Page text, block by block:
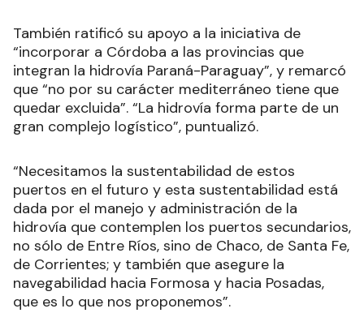
También ratificó su apoyo a la iniciativa de
“incorporar a Córdoba a las provincias que
integran la hidrovía Paraná-Paraguay”, y remarcó
que “no por su carácter mediterráneo tiene que
quedar excluida”. “La hidrovía forma parte de un
gran complejo logístico”, puntualizó.
“Necesitamos la sustentabilidad de estos
puertos en el futuro y esta sustentabilidad está
dada por el manejo y administración de la
hidrovía que contemplen los puertos secundarios,
no sólo de Entre Ríos, sino de Chaco, de Santa Fe,
de Corrientes; y también que asegure la
navegabilidad hacia Formosa y hacia Posadas,
que es lo que nos proponemos”.